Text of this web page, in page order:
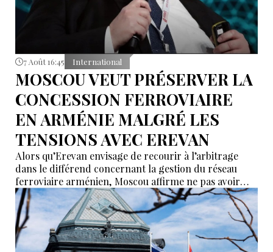
7 Août 16:45 International
MOSCOU VEUT PRÉSERVER LA
CONCESSION FERROVIAIRE
EN ARMÉNIE MALGRÉ LES
TENSIONS AVEC EREVAN
Alors qu’Erevan envisage de recourir à l’arbitrage
dans le différend concernant la gestion du réseau
ferroviaire arménien, Moscou affirme ne pas avoir
reçu de demande officielle visant à mettre fin à la
concession du « Chemin de fer du Caucase du Sud ».
Le vice-Premier ministre russe Alexeï Overchouk
défend la poursuite de la concession et appelle au
dialogue.